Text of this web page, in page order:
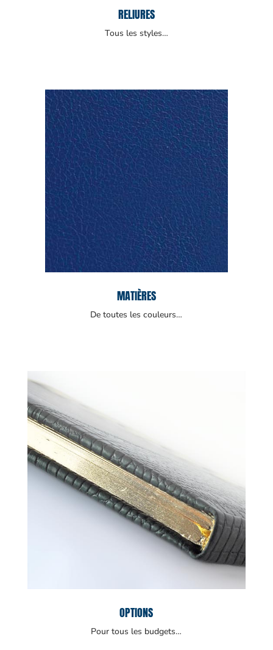
RELIURES
Tous les styles…
MATIÈRES
De toutes les couleurs…
OPTIONS
Pour tous les budgets…